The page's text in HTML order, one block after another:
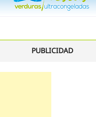
PUBLICIDAD